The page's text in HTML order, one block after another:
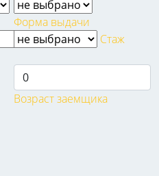
Форма выдачи
Стаж
Возраст заемщика